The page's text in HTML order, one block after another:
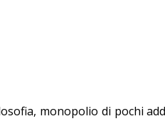
monopolio di pochi